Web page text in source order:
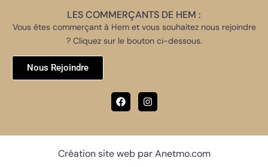
LES COMMERÇANTS DE HEM :
Vous êtes commerçant à Hem et vous souhaitez nous rejoindre
? Cliquez sur le bouton ci-dessous.
Nous Rejoindre
Création site web par Anetmo.com